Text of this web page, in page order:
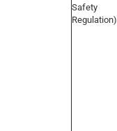
Safety
Regulation)